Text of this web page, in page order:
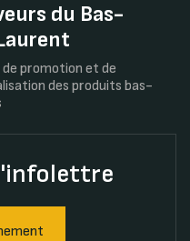
du Bas-
promotion et de
des produits bas-